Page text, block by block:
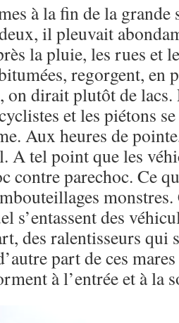
à la fin de la grande
il pleuvait
la pluie, les rues et
regorgent, en
on di­rait plutôt de
et les piétons
Aux heures de
A tel point que les
contre parechoc. Ce
monstres.
s’entassent des
des ralentisseurs qui
part de ces
à l’entrée et à la